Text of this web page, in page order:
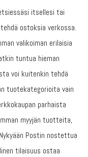
itsellesi tai
ostoksia verkossa.
valikoiman erilaisia
tuntua hieman
voi kuitenkin tehdä
tuotekategorioita vain
parhaista
myyjän tuotteita,
Postin nostettua
tilaisuus ostaa